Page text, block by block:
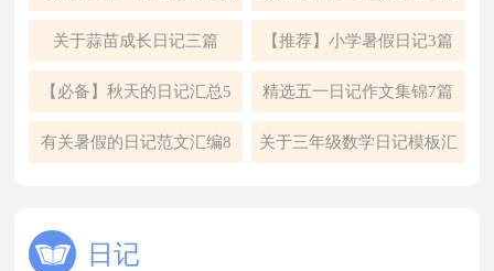
8篇 模板汇编九篇
关于蒜苗成长日记三篇 【推荐】小学暑假日记3篇
【必备】秋天的日记汇总5
篇
精选五一日记作文集锦7篇
有关暑假的日记范文汇编8 关于三年级数学日记模板汇
日记